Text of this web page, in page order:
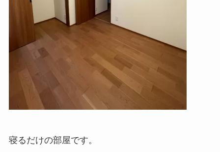
寝るだけの部屋です。